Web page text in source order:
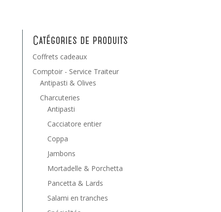
Catégories de produits
Coffrets cadeaux
Comptoir - Service Traiteur
Antipasti & Olives
Charcuteries
Antipasti
Cacciatore entier
Coppa
Jambons
Mortadelle & Porchetta
Pancetta & Lards
Salami en tranches